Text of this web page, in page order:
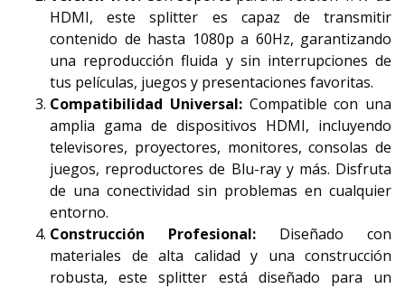
HDMI, este splitter es capaz de transmitir
contenido de hasta 1080p a 60Hz, garantizando
una reproducción fluida y sin interrupciones de
tus películas, juegos y presentaciones favoritas.
Compatibilidad Universal:Compatible con una
amplia gama de dispositivos HDMI, incluyendo
televisores, proyectores, monitores, consolas de
juegos, reproductores de Blu-ray y más. Disfruta
de una conectividad sin problemas en cualquier
entorno.
Construcción Profesional: Diseñado con
materiales de alta calidad y una construcción
robusta, este splitter está diseñado para un